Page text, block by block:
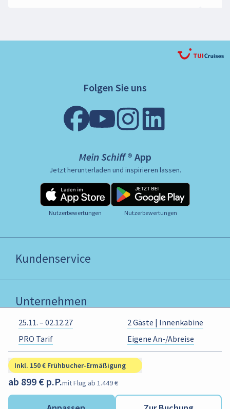
25.11. – 02.12.27
2 Gäste | Innenkabine
PRO Tarif
Eigene An-/Abreise
Inkl. 150 € Frühbucher-Ermäßigung
ab 899 € p.P.mit Flug ab 1.449 €
Folgen Sie uns
Mein Schiff ® App
Jetzt herunterladen und inspirieren lassen.
Nutzerbewertungen Nutzerbewertungen
Kundenservice
Unternehmen
B2B
Links